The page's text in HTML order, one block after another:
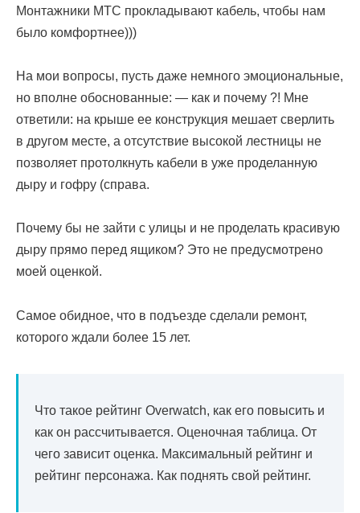
Монтажники МТС прокладывают кабель, чтобы нам
было комфортнее)))
На мои вопросы, пусть даже немного эмоциональные,
но вполне обоснованные: — как и почему ?! Мне
ответили: на крыше ее конструкция мешает сверлить
в другом месте, а отсутствие высокой лестницы не
позволяет протолкнуть кабели в уже проделанную
дыру и гофру (справа.
Почему бы не зайти с улицы и не проделать красивую
дыру прямо перед ящиком? Это не предусмотрено
моей оценкой.
Самое обидное, что в подъезде сделали ремонт,
которого ждали более 15 лет.
Что такое рейтинг Overwatch, как его повысить и
как он рассчитывается. Оценочная таблица. От
чего зависит оценка. Максимальный рейтинг и
рейтинг персонажа. Как поднять свой рейтинг.